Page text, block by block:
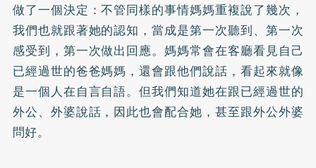
做了一個決定：不管同樣的事情媽媽重複說了幾次，
我們也就跟著她的認知，當成是第一次聽到、第一次
感受到，第一次做出回應。媽媽常會在客廳看見自己
已經過世的爸爸媽媽，還會跟他們說話，看起來就像
是一個人在自言自語。但我們知道她在跟已經過世的
外公、外婆說話，因此也會配合她，甚至跟外公外婆
問好。